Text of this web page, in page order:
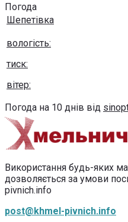
Погода
Шепетівка
вологість:
тиск:
вітер:
Погода на 10 днів від
Використання будь-яких
дозволяється за умови
pivnich.info
post@khmel-pivnich.info